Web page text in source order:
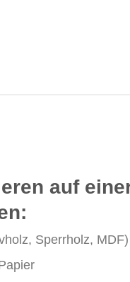
auf
Sperrholz, MDF)